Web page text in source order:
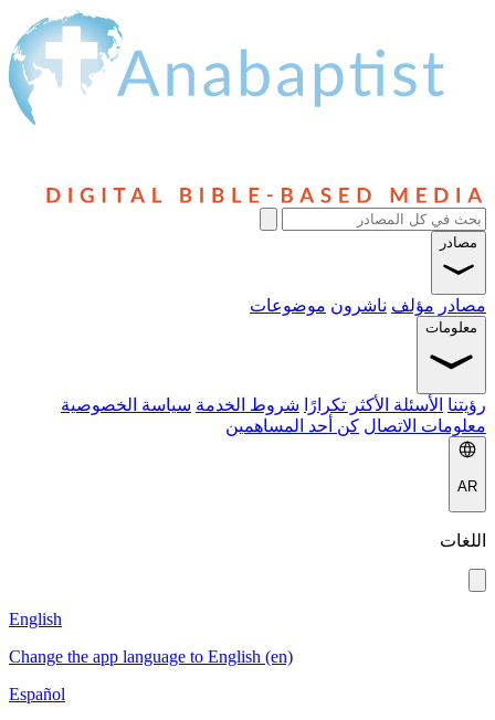
مصادر
مصادر مؤلف ناشرون موضوعات
معلومات
رؤيتنا الأسئلة الأكثر تكرارًا شروط الخدمة سياسة الخصوصية
معلومات الاتصال كن أحد المساهمين
AR
اللغات
English
Change the app language to English (en)
Español